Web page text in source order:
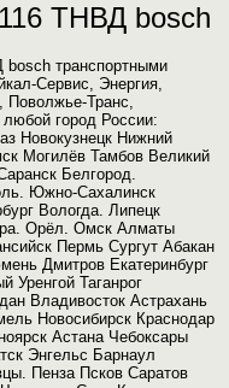
ТНВД bosch
bosch транспортными
Сервис, Энергия,
Поволжье-Транс,
любой город России:
Новокузнецк Нижний
Могилёв Тамбов Великий
Белгород.
Южно-Сахалинск
Вологда. Липецк
Орёл. Омск Алматы
Пермь Сургут Абакан
Дмитров Екатеринбург
Уренгой Таганрог
Владивосток Астрахань
Новосибирск Краснодар
Астана Чебоксары
Энгельс Барнаул
Пенза Псков Саратов